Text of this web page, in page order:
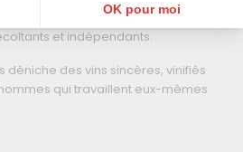
OK pour moi
: Personnalisez vos Options
et de gérer vos paramètres de confidentialité, en
partenaire des vignerons et
et indépendants.
déniche des vins sincères, vinifiés
qui travaillent eux-mêmes